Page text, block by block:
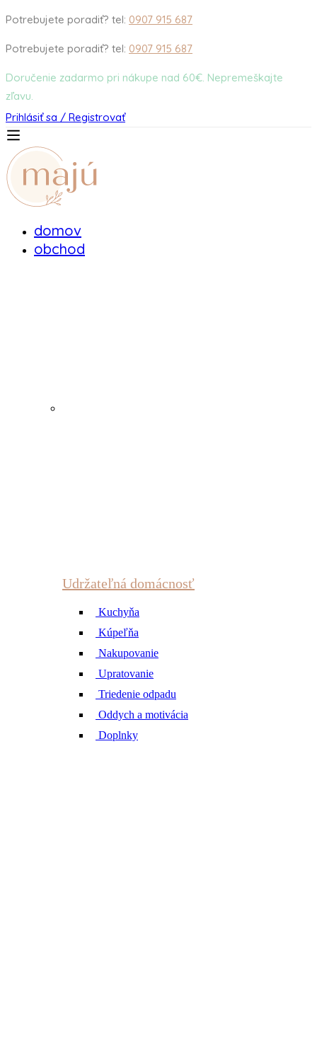
Potrebujete poradiť? tel: 0907 915 687
Potrebujete poradiť? tel: 0907 915 687
Doručenie zadarmo pri nákupe nad 60€. Nepremeškajte
zľavu.
Prihlásiť sa / Registrovať
domov
obchod
Udržateľná domácnosť
Kuchyňa
Kúpeľňa
Nakupovanie
Upratovanie
Triedenie odpadu
Oddych a motivácia
Doplnky